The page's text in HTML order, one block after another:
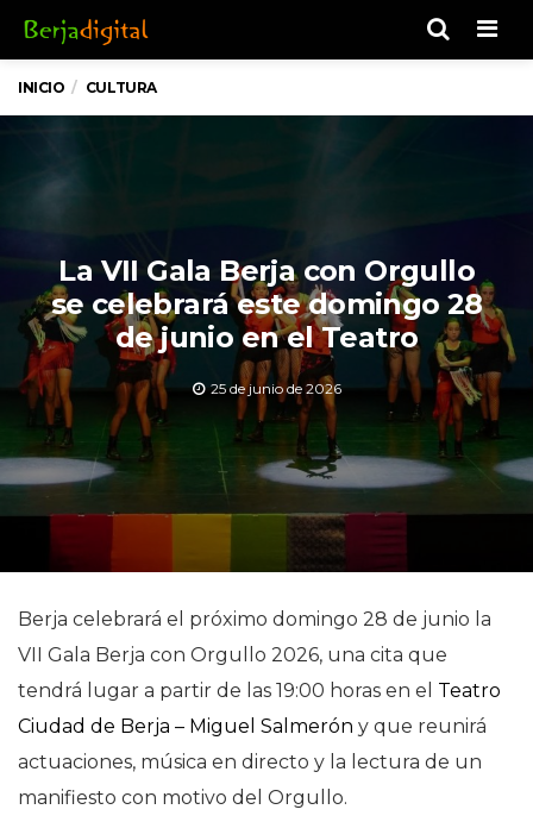
INICIO CULTURA
La VII Gala Berja con Orgullo
se celebrará este domingo 28
de junio en el Teatro
25 de junio de 2026
Berja celebrará el próximo domingo 28 de junio la
VII Gala Berja con Orgullo 2026, una cita que
tendrá lugar a partir de las 19:00 horas en el Teatro
Ciudad de Berja – Miguel Salmerón y que reunirá
actuaciones, música en directo y la lectura de un
manifiesto con motivo del Orgullo.